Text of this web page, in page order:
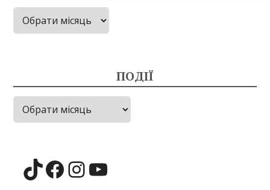
Архів
новин
ПОДІЇ
Події
TikTok
Facebook
Instagram
YouTube